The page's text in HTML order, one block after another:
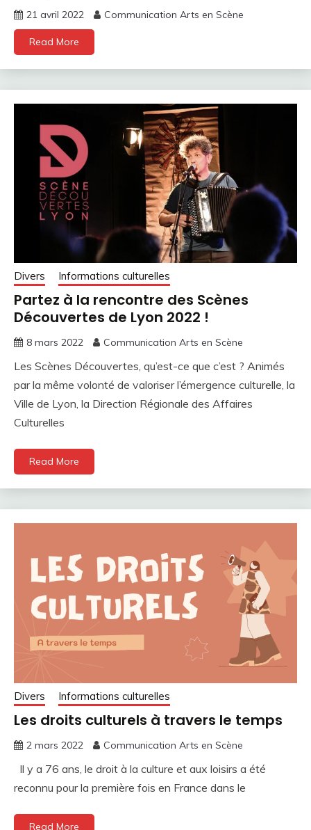
21 avril 2022 Communication Arts en Scène
Read More
Divers Informations culturelles
Partez à la rencontre des Scènes
Découvertes de Lyon 2022 !
8 mars 2022 Communication Arts en Scène
Les Scènes Découvertes, qu’est-ce que c’est ? Animés
par la même volonté de valoriser l’émergence culturelle, la
Ville de Lyon, la Direction Régionale des Affaires
Culturelles
Read More
Divers Informations culturelles
Les droits culturels à travers le temps
2 mars 2022 Communication Arts en Scène
Il y a 76 ans, le droit à la culture et aux loisirs a été
reconnu pour la première fois en France dans le
Read More